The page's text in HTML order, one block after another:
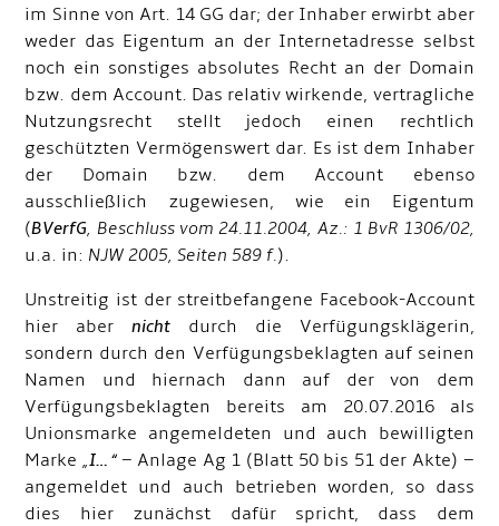
im Sinne von Art. 14 GG dar; der Inhaber erwirbt aber
weder das Eigentum an der Internetadresse selbst
noch ein sonstiges absolutes Recht an der Domain
bzw. dem Account. Das relativ wirkende, vertragliche
Nutzungsrecht stellt jedoch einen rechtlich
geschützten Vermögenswert dar. Es ist dem Inhaber
der Domain bzw. dem Account ebenso
ausschließlich zugewiesen, wie ein Eigentum
(BVerfG, Beschluss vom 24.11.2004, Az.: 1 BvR 1306/02,
u.a. in: NJW 2005, Seiten 589 f.).
Unstreitig ist der streitbefangene Facebook-Account
hier abernicht durch die Verfügungsklägerin,
sondern durch den Verfügungsbeklagten auf seinen
Namen und hiernach dann auf der von dem
Verfügungsbeklagten bereits am 20.07.2016 als
Unionsmarke angemeldeten und auch bewilligten
Marke „I… “– Anlage Ag 1 (Blatt 50 bis 51 der Akte) –
angemeldet und auch betrieben worden, so dass
dies hier zunächst dafür spricht, dass dem